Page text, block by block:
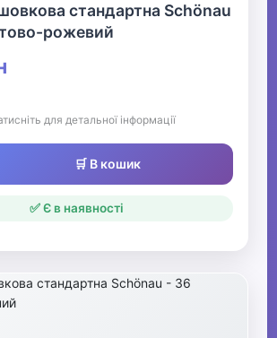
стандартна Schönau
рожевий
для детальної інформації
🛒 В кошик
✅ Є в наявності